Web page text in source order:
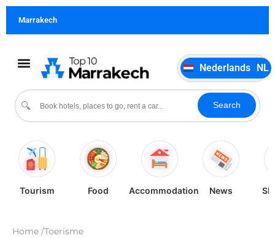
Marrakech
🔍 Search
Nederlands NL
Italiano IT
Português
Español ES
Tourism Food Accommodation News
Home /Toerisme